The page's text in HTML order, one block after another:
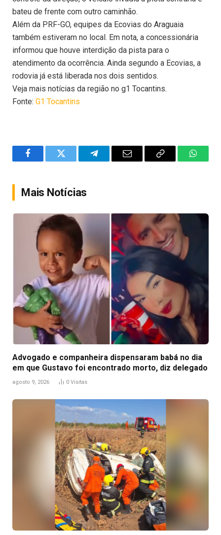
bateu de frente com outro caminhão.
Além da PRF-GO, equipes da Ecovias do Araguaia
também estiveram no local. Em nota, a concessionária
informou que houve interdição da pista para o
atendimento da ocorrência. Ainda segundo a Ecovias, a
rodovia já está liberada nos dois sentidos.
Veja mais notícias da região no g1 Tocantins.
Fonte: G1 Tocantins
FacebookTwitter TelegramEmail
Copy
Mais Notícias
Advogado e companheira dispensaram babá no dia
em que Gustavo foi encontrado morto, diz delegado
agosto 9, 2026 0 Visitas